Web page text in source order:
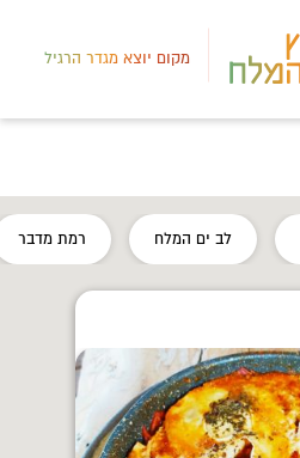
מקום יוצא מגדר הרגיל
לב ים המלח רמת מדבר